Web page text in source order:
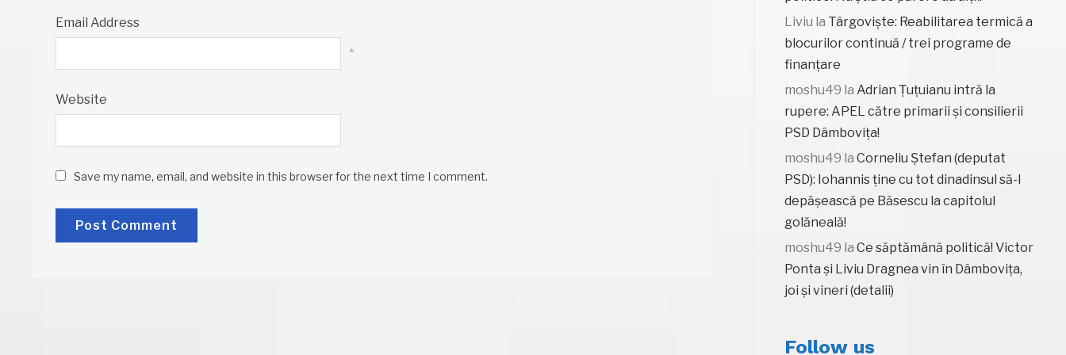
Email Address
*
Website
Save my name, email, and website in this browser for the next time I comment.
Liviu la Târgoviște: Reabilitarea termică a
blocurilor continuă / trei programe de
finanțare
moshu49 la Adrian Țuțuianu intră la
rupere: APEL către primarii și consilierii
PSD Dâmbovița!
moshu49 la Corneliu Ștefan (deputat
PSD): Iohannis ține cu tot dinadinsul să-l
depășească pe Băsescu la capitolul
golăneală!
moshu49 la Ce săptămână politică! Victor
Ponta și Liviu Dragnea vin în Dâmbovița,
joi și vineri (detalii)
Follow us